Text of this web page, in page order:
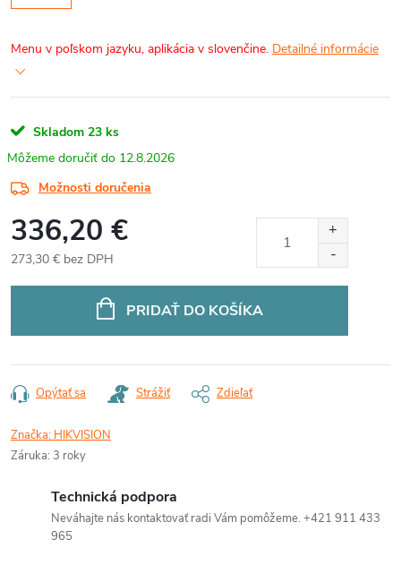
Menu v poľskom jazyku, aplikácia v slovenčine. Detailné informácie
Skladom 23 ks
12.8.2026
Možnosti doručenia
336,20 €
273,30 € bez DPH
PRIDAŤ DO KOŠÍKA
Opýtať sa Strážiť Zdieľať
Značka: HIKVISION
Záruka: 3 roky
Technická podpora
Neváhajte nás kontaktovať radi Vám pomôžeme. +421 911 433
965